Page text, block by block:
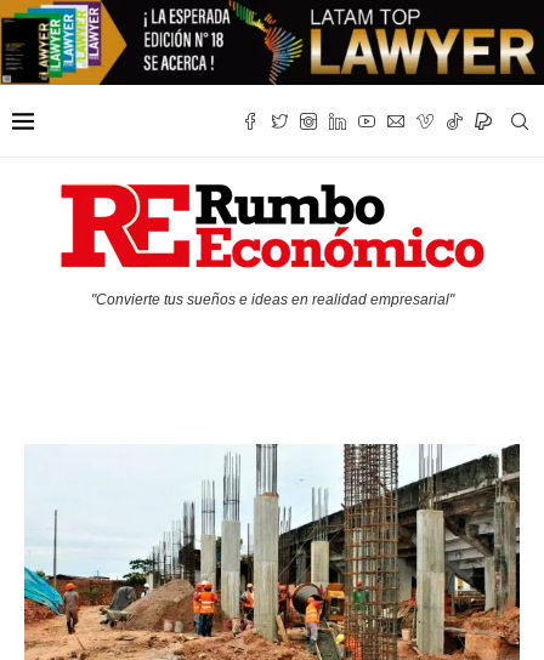
"Convierte tus sueños e ideas en realidad empresarial"